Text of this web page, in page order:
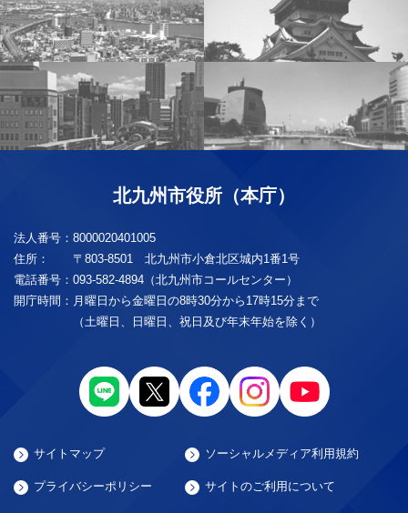
北九州市役所（本庁）
法人番号： 8000020401005
住所：
〒803-8501 北九州市小倉北区城内1番1号
電話番号： 093-582-4894（北九州市コールセンター）
開庁時間： 月曜日から金曜日の8時30分から17時15分まで
（土曜日、日曜日、祝日及び年末年始を除く）
サイトマップ ソーシャルメディア利用規約
プライバシーポリシー サイトのご利用について